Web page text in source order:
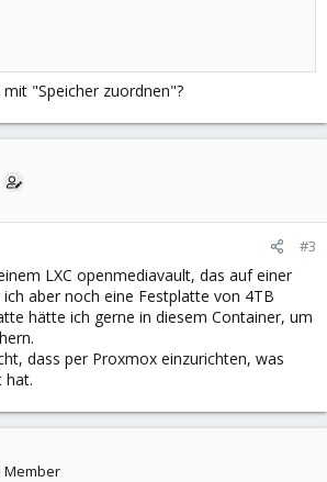
"Speicher zuordnen"?
#3
LXC openmediavault, das auf einer
ich aber noch eine Festplatte von 4TB
hätte ich gerne in diesem Container, um
dass per Proxmox einzurichten, was
hat.
Member